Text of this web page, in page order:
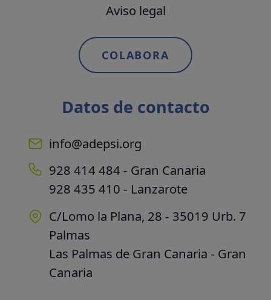
Aviso legal
COLABORA
Datos de contacto
info@adepsi.org
928 414 484 - Gran Canaria
928 435 410 - Lanzarote
C/Lomo la Plana, 28 - 35019 Urb. 7
Palmas
Las Palmas de Gran Canaria - Gran
Canaria